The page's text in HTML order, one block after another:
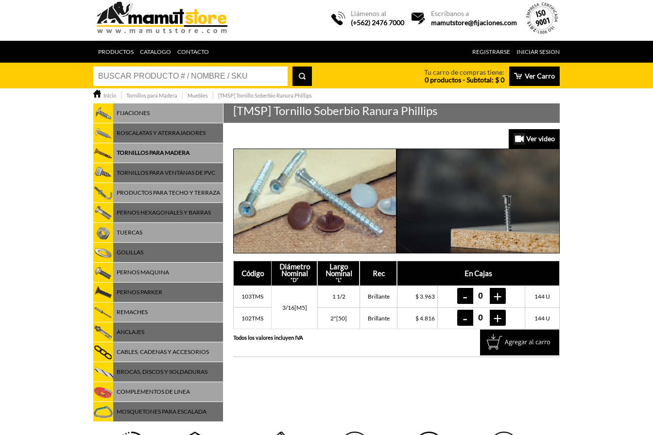
Llámenos al
(+562) 2476 7000
Escríbanos a
mamutstore@fijaciones.com
REGISTRARSE INICIAR SESION
PRODUCTOS CATALOGO CONTACTO
Ver Carro
Tu carro de compras tiene:
0 productos - Subtotal: $ 0
Inicio Tornillos para Madera Muebles [TMSP] Tornillo Soberbio Ranura Phillips
FIJACIONES
ROSCALATAS Y ATERRAJADORES
TORNILLOS PARA MADERA
TORNILLOS PARA VENTANAS DE PVC
PRODUCTOS PARA TECHO Y TERRAZA
PERNOS HEXAGONALES Y BARRAS
TUERCAS
GOLILLAS
PERNOS MAQUINA
PERNOS PARKER
REMACHES
ANCLAJES
CABLES, CADENAS Y ACCESORIOS
BROCAS, DISCOS Y SOLDADURAS
COMPLEMENTOS DE LíNEA
MOSQUETONES PARA ESCALADA
[TMSP] Tornillo Soberbio Ranura Phillips
Ver video
Código
Diámetro
Nominal
“D”
Largo
Nominal
“L”
Rec En Cajas
103TMS
3/16[M5]
1 1/2 Brillante $ 3.963 144 U
102TMS 2"[50] Brillante $ 4.816 144 U
Todos los valores incluyen IVA